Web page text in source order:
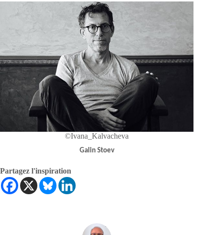
©Ivana_Kalvacheva
Galin Stoev
Partagez l'inspiration